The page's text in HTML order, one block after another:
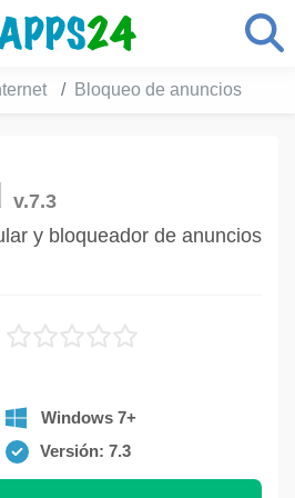
Bloqueo de anuncios
v.7.3
y bloqueador de anuncios
Windows 7+
Versión: 7.3